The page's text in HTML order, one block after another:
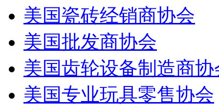
美国瓷砖经销商协会
美国批发商协会
美国齿轮设备制造商协
美国专业玩具零售协会